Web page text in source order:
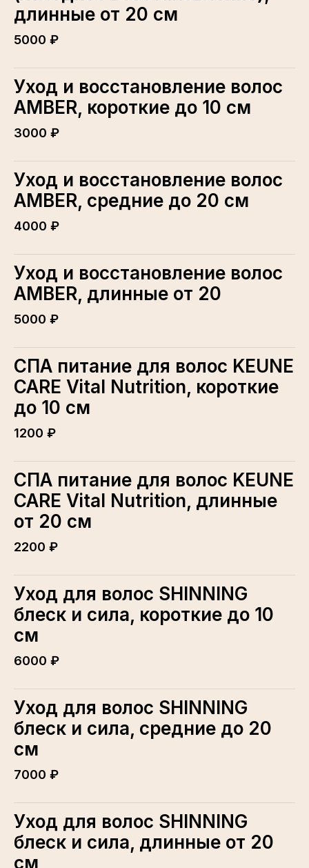
длинные от 20 см
5000 ₽
Уход и восстановление волос
AMBER, короткие до 10 см
3000 ₽
Уход и восстановление волос
AMBER, средние до 20 см
4000 ₽
Уход и восстановление волос
AMBER, длинные от 20
5000 ₽
СПА питание для волос KEUNE
CARE Vital Nutrition, короткие
до 10 см
1200 ₽
СПА питание для волос KEUNE
CARE Vital Nutrition, длинные
от 20 см
2200 ₽
Уход для волос SHINNING
блеск и сила, короткие до 10
см
6000 ₽
Уход для волос SHINNING
блеск и сила, средние до 20
см
7000 ₽
Уход для волос SHINNING
блеск и сила, длинные от 20
см